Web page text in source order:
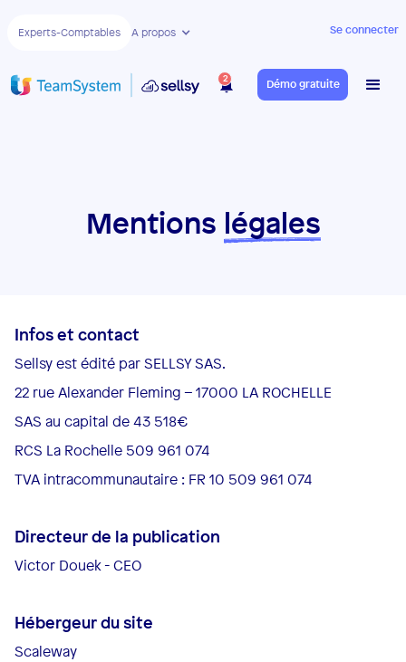
Experts-Comptables A propos Se connecter
2 Démo gratuite
Mentions légales
Infos et contact
Sellsy est édité par SELLSY SAS.
22 rue Alexander Fleming – 17000 LA ROCHELLE
SAS au capital de 43 518€
RCS La Rochelle 509 961 074
TVA intracommunautaire : FR 10 509 961 074
Directeur de la publication
Victor Douek - CEO
Hébergeur du site
Scaleway